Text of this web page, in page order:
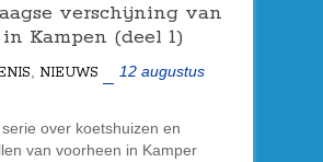
verschijning van
Kampen (deel 1)
, NIEUWS
12 augustus
over koetshuizen en
van voorheen in Kamper